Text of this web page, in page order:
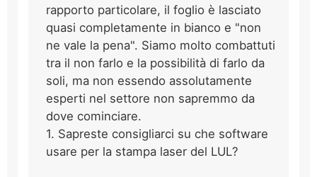
rapporto particolare, il foglio è lasciato
quasi completamente in bianco e "non
ne vale la pena". Siamo molto combattuti
tra il non farlo e la possibilità di farlo da
soli, ma non essendo assolutamente
esperti nel settore non sapremmo da
dove cominciare.
1. Sapreste consigliarci su che software
usare per la stampa laser del LUL?